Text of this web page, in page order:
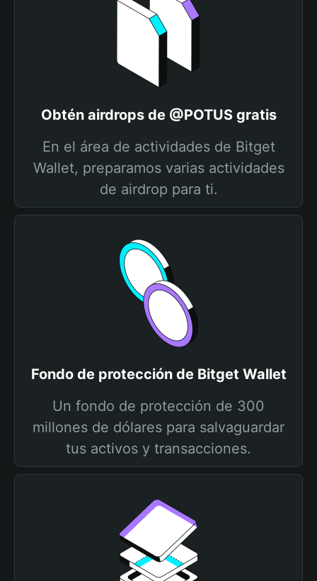
Obtén airdrops de @POTUS gratis
En el área de actividades de Bitget
Wallet, preparamos varias actividades
de airdrop para ti.
Fondo de protección de Bitget Wallet
Un fondo de protección de 300
millones de dólares para salvaguardar
tus activos y transacciones.